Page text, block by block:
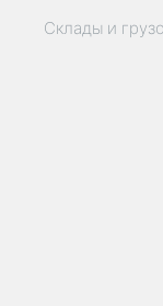
Склады и